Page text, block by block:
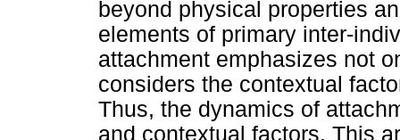
beyond physical properties
elements of primary inter-
attachment emphasizes not
considers the contextual
Thus, the dynamics of
and contextual factors. This